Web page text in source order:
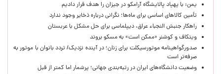
یمن: با پهپاد پالایشگاه آرامکو در جیزان را هدف قرار دادیم
تأمین کالاهای اساسی برای ماه‌ها؛ نگرانی درباره ذخایر وجود ندارد
راهکار جنبش النجباء عراق، دیپلماسی برای حل مشکل با عربستان
ویتکاف و کوشنر «ممکن است» به مسکو بروند
صدورگواهینامه موتورسیکلت برای زنان؛ در آینده نزدیک/ تردد بانوان با موتور به‌
صرفه‌تر است
وضعیت دانشگاه‌های ایران در رتبه‌بندی جهانی؛ پرشمار اما کمتر از قبل